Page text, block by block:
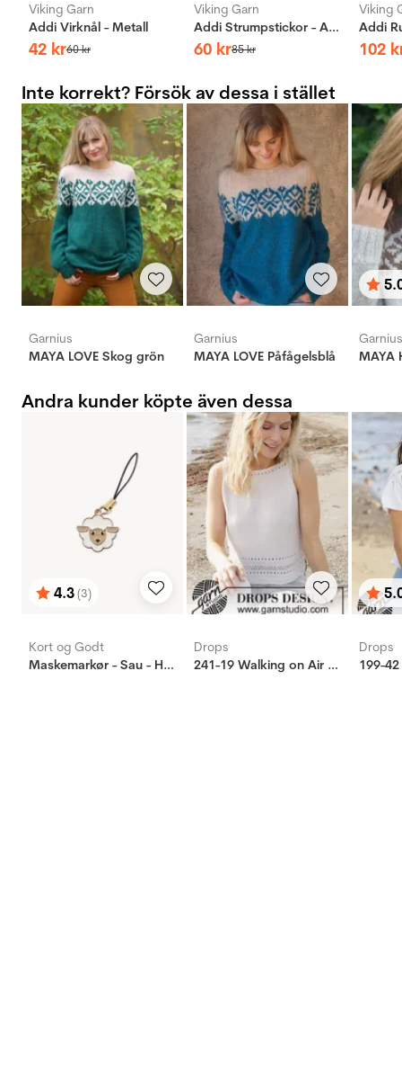
Viking Garn
Addi Virknål - Metall
42 kr60kr
Viking Garn
Addi Strumpstickor - Aluminium
60 kr85kr
Viking
102
Inte korrekt? Försök av dessa i stället
Garnius
MAYA LOVE Skog grön
Garnius
MAYA LOVE Påfågelsblå
utav
Garnius
MAYA
Andra kunder köpte även dessa
Betyg:
4.3(3)
utav 5 stjärnor
Kort og Godt
Maskemarkør - Sau - Hvit
Drops
241-19 Walking on Air Top
utav
Drops
199-